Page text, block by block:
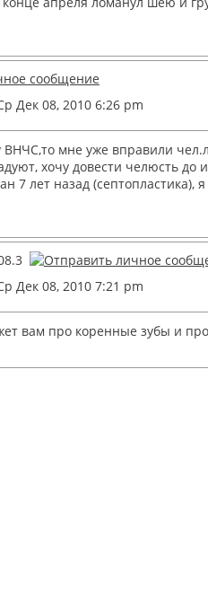
Дек 08, 2010 6:26 pm
ВНЧС,то мне уже вправили
хочу довести челюсть до
7 лет назад (септопластика),
Дек 08, 2010 7:21 pm
вам про коренные зубы и